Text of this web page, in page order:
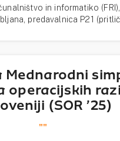
in informatiko
predavalnica P21
Mednarodni
operacijskih
(SOR ’25)
""